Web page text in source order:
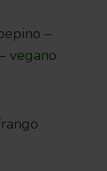
–
vegano